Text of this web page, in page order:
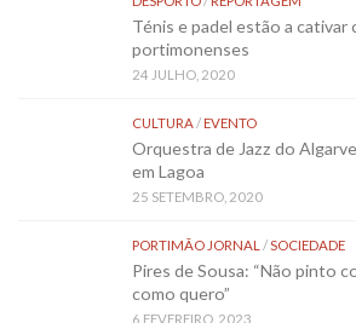
Ténis e padel estão a cativar
portimonenses
24 JULHO, 2020
CULTURA/EVENTO
Orquestra de Jazz do
em Lagoa
25 SETEMBRO, 2020
PORTIMÃO JORNAL /SOCIEDADE
Pires de Sousa: “Não pinto
como quero”
6 FEVEREIRO, 2023